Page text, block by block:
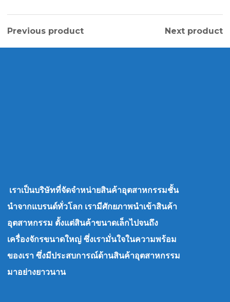
Previous product Next product
เราเป็นบริษัทที่จัดจำหน่ายสินค้าอุตสาหกรรมชั้น
นำจากแบรนด์ทั่วโลก เรามีศักยภาพนำเข้าสินค้า
อุตสาหกรรม ตั้งแต่สินค้าขนาดเล็กไปจนถึง
เครื่องจักรขนาดใหญ่ ซึ่งเรามั่นใจในความพร้อม
ของเรา ซึ่งมีประสบการณ์ด้านสินค้าอุตสาหกรรม
มาอย่างยาวนาน